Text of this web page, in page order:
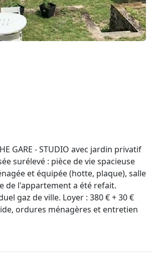
GARE - STUDIO avec jardin privatif
surélevé : pièce de vie spacieuse
et équipée (hotte, plaque), salle
de l'appartement a été refait.
gaz de ville. Loyer : 380 € + 30 €
ordures ménagères et entretien